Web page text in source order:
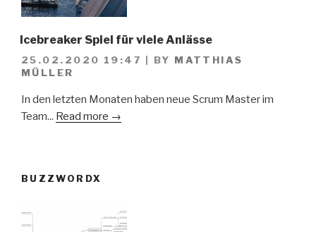
Icebreaker Spiel für viele Anlässe
25.02.2020 19:47 BY MATTHIAS
MÜLLER
In den letzten Monaten haben neue Scrum Master im
Team... Read more →
BUZZWORDX